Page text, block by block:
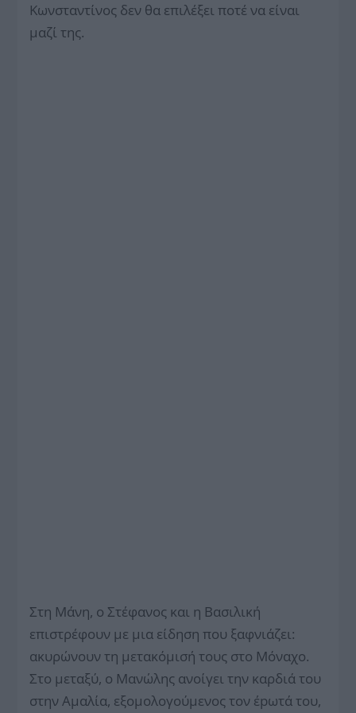
Κωνσταντίνος δεν θα επιλέξει ποτέ να είναι
μαζί της.
Στη Μάνη, ο Στέφανος και η Βασιλική
επιστρέφουν με μια είδηση που ξαφνιάζει:
ακυρώνουν τη μετακόμισή τους στο Μόναχο.
Στο μεταξύ, ο Μανώλης ανοίγει την καρδιά του
στην Αμαλία, εξομολογούμενος τον έpωτά του,